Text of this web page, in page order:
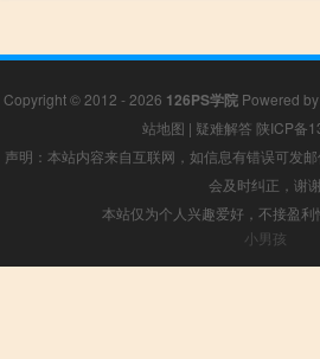
Copyright © 2012 - 2026 126PS学院Powered by
站地图 | 疑难解答 陕ICP备
声明：本站内容来自互联网，如信息有错误可发
会及时纠正，谢谢
本站仅为个人兴趣爱好，不接盈
小男孩